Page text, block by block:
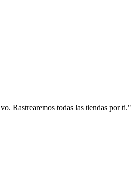
Rastrearemos todas las tiendas por ti."